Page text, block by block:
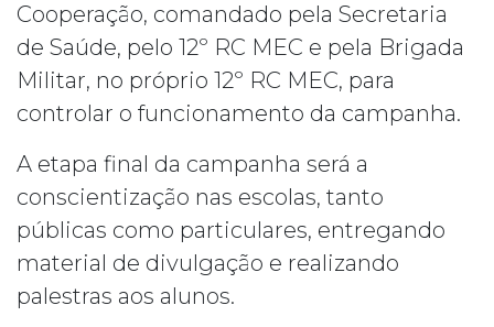
Cooperação, comandado pela Secretaria
de Saúde, pelo 12º RC MEC e pela Brigada
Militar, no próprio 12º RC MEC, para
controlar o funcionamento da campanha.
A etapa final da campanha será a
conscientização nas escolas, tanto
públicas como particulares, entregando
material de divulgação e realizando
palestras aos alunos.